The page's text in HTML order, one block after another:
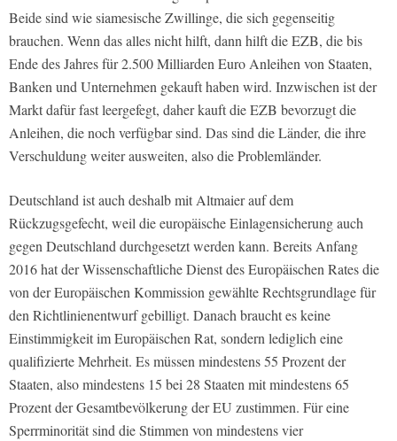
Beide sind wie siamesische Zwillinge, die sich gegenseitig
brauchen. Wenn das alles nicht hilft, dann hilft die EZB, die bis
Ende des Jahres für 2.500 Milliarden Euro Anleihen von Staaten,
Banken und Unternehmen gekauft haben wird. Inzwischen ist der
Markt dafür fast leergefegt, daher kauft die EZB bevorzugt die
Anleihen, die noch verfügbar sind. Das sind die Länder, die ihre
Verschuldung weiter ausweiten, also die Problemländer.
Deutschland ist auch deshalb mit Altmaier auf dem
Rückzugsgefecht, weil die europäische Einlagensicherung auch
gegen Deutschland durchgesetzt werden kann. Bereits Anfang
2016 hat der Wissenschaftliche Dienst des Europäischen Rates die
von der Europäischen Kommission gewählte Rechtsgrundlage für
den Richtlinienentwurf gebilligt. Danach braucht es keine
Einstimmigkeit im Europäischen Rat, sondern lediglich eine
qualifizierte Mehrheit. Es müssen mindestens 55 Prozent der
Staaten, also mindestens 15 bei 28 Staaten mit mindestens 65
Prozent der Gesamtbevölkerung der EU zustimmen. Für eine
Sperrminorität sind die Stimmen von mindestens vier